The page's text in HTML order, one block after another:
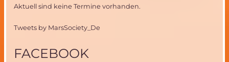
Aktuell sind keine Termine vorhanden.
Tweets by MarsSociety_De
FACEBOOK